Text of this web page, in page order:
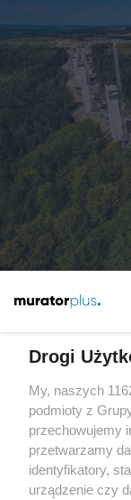
Drogi
My, naszych
podmioty z
przechowujemy
przetwarzamy
identyfikatory,
urządzenie czy